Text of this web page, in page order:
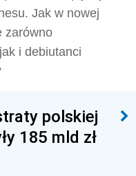
Jak w nowej
zarówno
i debiutanci
polskiej
185 mld zł